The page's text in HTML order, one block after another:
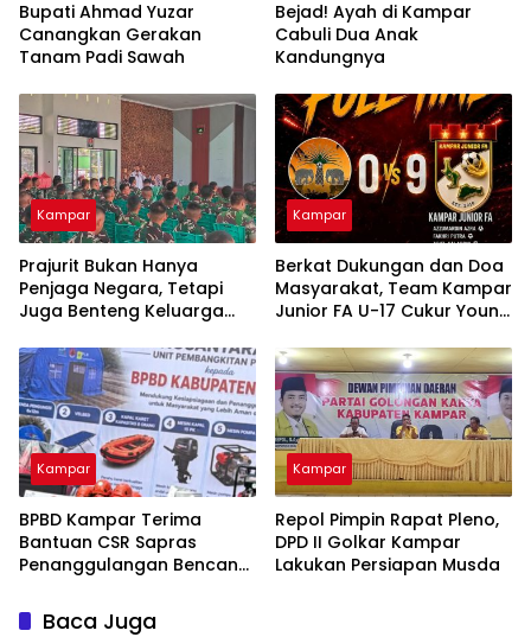
Bupati Ahmad Yuzar
Canangkan Gerakan
Tanam Padi Sawah
Bejad! Ayah di Kampar
Cabuli Dua Anak
Kandungnya
Kampar
Prajurit Bukan Hanya
Penjaga Negara, Tetapi
Juga Benteng Keluarga
Kampar
Berkat Dukungan dan Doa
Masyarakat, Team Kampar
Junior FA U-17 Cukur Young
Soeratin
Kampar
BPBD Kampar Terima
Bantuan CSR Sapras
Penanggulangan Bencana
Nusantara Power
Kampar
Repol Pimpin Rapat Pleno,
DPD II Golkar Kampar
Lakukan Persiapan Musda
Baca Juga